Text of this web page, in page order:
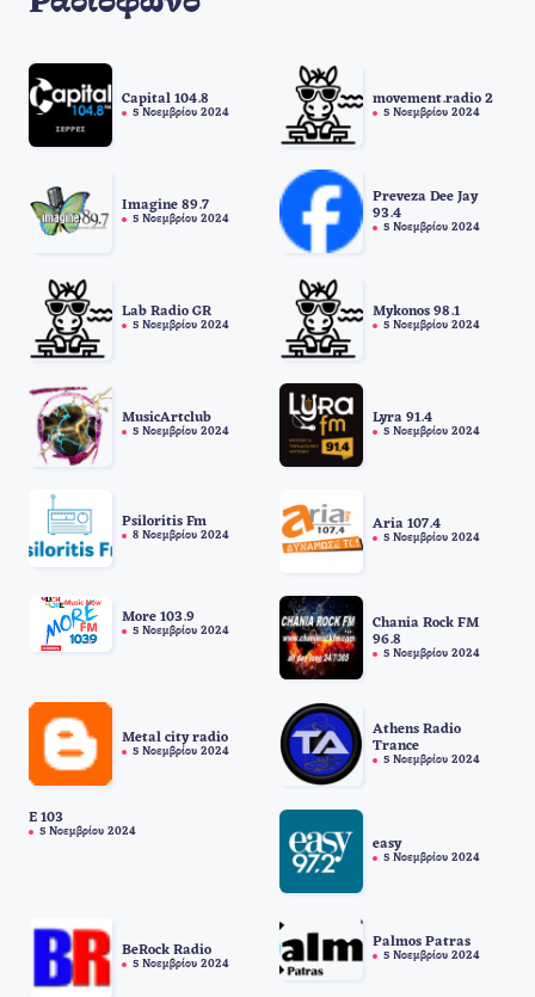
Capital 104.8
5 Νοεμβρίου 2024
movement.radio 2
5 Νοεμβρίου 2024
Imagine 89.7
5 Νοεμβρίου 2024
Preveza Dee Jay
93.4
5 Νοεμβρίου 2024
Lab Radio GR
5 Νοεμβρίου 2024
Mykonos 98.1
5 Νοεμβρίου 2024
MusicArtclub
5 Νοεμβρίου 2024
Lyra 91.4
5 Νοεμβρίου 2024
Psiloritis Fm
8 Νοεμβρίου 2024
Aria 107.4
5 Νοεμβρίου 2024
More 103.9
5 Νοεμβρίου 2024
Chania Rock FM
96.8
5 Νοεμβρίου 2024
Metal city radio
5 Νοεμβρίου 2024
Athens Radio
Trance
5 Νοεμβρίου 2024
E 103
5 Νοεμβρίου 2024
easy
5 Νοεμβρίου 2024
BeRock Radio
5 Νοεμβρίου 2024
Palmos Patras
5 Νοεμβρίου 2024